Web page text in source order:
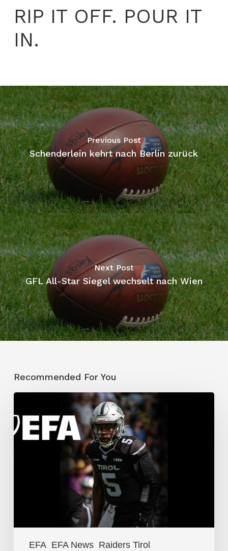
RIP IT OFF. POUR IT
IN.
Previous Post
Schenderlein kehrt nach Berlin zurück
Next Post
GFL All-Star Siegel wechselt nach Wien
Recommended For You
EFA EFA News Raiders Tirol
Allen
räumt